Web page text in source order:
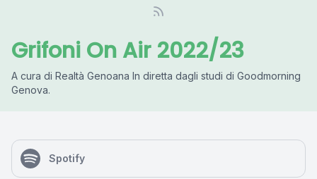
Grifoni On Air 2022/23
A cura di Realtà Genoana In diretta dagli studi di Goodmorning
Genova.
Spotify